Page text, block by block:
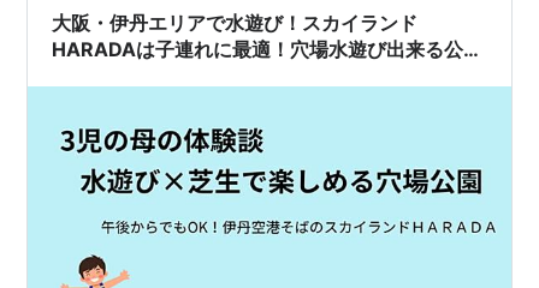
大阪・伊丹エリアで水遊び！スカイランド
HARADAは子連れに最適！穴場水遊び出来る公園